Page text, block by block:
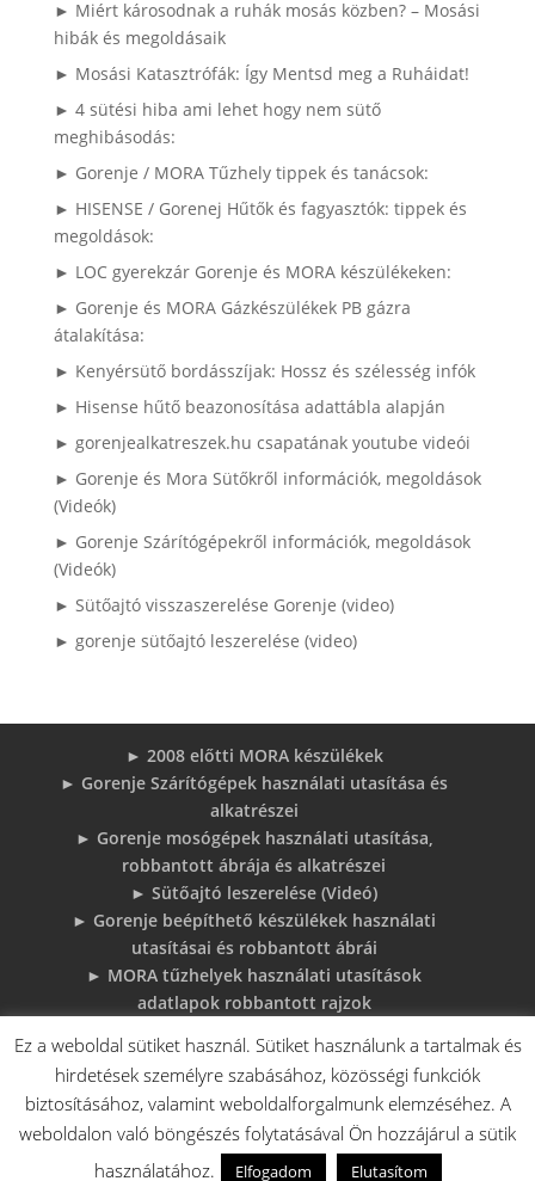
► Miért károsodnak a ruhák mosás közben? – Mosási
hibák és megoldásaik
► Mosási Katasztrófák: Így Mentsd meg a Ruháidat!
► 4 sütési hiba ami lehet hogy nem sütő
meghibásodás:
► Gorenje / MORA Tűzhely tippek és tanácsok:
► HISENSE / Gorenej Hűtők és fagyasztók: tippek és
megoldások:
► LOC gyerekzár Gorenje és MORA készülékeken:
► Gorenje és MORA Gázkészülékek PB gázra
átalakítása:
► Kenyérsütő bordásszíjak: Hossz és szélesség infók
► Hisense hűtő beazonosítása adattábla alapján
► gorenjealkatreszek.hu csapatának youtube videói
► Gorenje és Mora Sütőkről információk, megoldások
(Videók)
► Gorenje Szárítógépekről információk, megoldások
(Videók)
► Sütőajtó visszaszerelése Gorenje (video)
► gorenje sütőajtó leszerelése (video)
► 2008 előtti MORA készülékek
► Gorenje Szárítógépek használati utasítása és
alkatrészei
► Gorenje mosógépek használati utasítása,
robbantott ábrája és alkatrészei
► Sütőajtó leszerelése (Videó)
► Gorenje beépíthető készülékek használati
utasításai és robbantott ábrái
► MORA tűzhelyek használati utasítások
adatlapok robbantott rajzok
megoldások
► 6 gyakori sütő hiba, és megoldások
♦Gorenje Háztartásigépek adattábláiról:
Ez a weboldal sütiket használ. Sütiket használunk a tartalmak és
hirdetések személyre szabásához, közösségi funkciók
biztosításához, valamint weboldalforgalmunk elemzéséhez. A
weboldalon való böngészés folytatásával Ön hozzájárul a sütik
használatához.
Elfogadom Elutasítom